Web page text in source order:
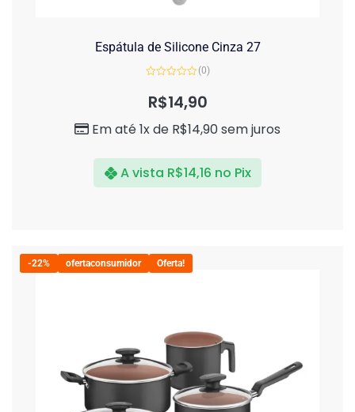
Espátula de Silicone Cinza 27
de
(0)
R$14,90
Em até 1x de R$14,90sem juros
A vista R$14,16 no Pix
-22% ofertaconsumidor Oferta!